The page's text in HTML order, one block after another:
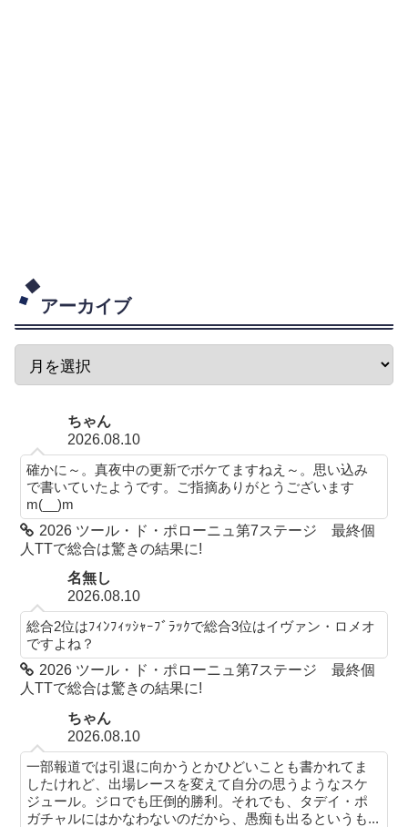
アーカイブ
ちゃん
2026.08.10
確かに～。真夜中の更新でボケてますねえ～。思い込み
で書いていたようです。ご指摘ありがとうございます
m(__)m
2026 ツール・ド・ポローニュ第7ステージ 最終個
人TTで総合は驚きの結果に!
名無し
2026.08.10
総合2位はﾌｨﾝﾌｨｯｼｬｰﾌﾞﾗｯｸで総合3位はイヴァン・ロメオ
ですよね？
2026 ツール・ド・ポローニュ第7ステージ 最終個
人TTで総合は驚きの結果に!
ちゃん
2026.08.10
一部報道では引退に向かうとかひどいことも書かれてま
したけれど、出場レースを変えて自分の思うようなスケ
ジュール。ジロでも圧倒的勝利。それでも、タデイ・ポ
ガチャルにはかなわないのだから、愚痴も出るというも...